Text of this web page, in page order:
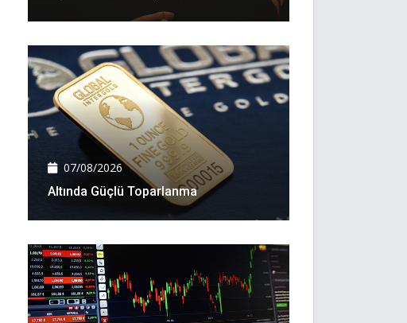
07/08/2026
Altında Güçlü Toparlanma